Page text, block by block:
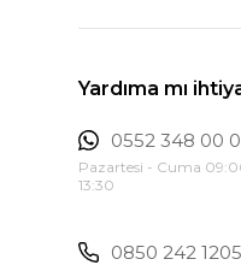
Yardıma mı
0552 348 00
Pazartesi - Cuma
13:30
0850 242 1205